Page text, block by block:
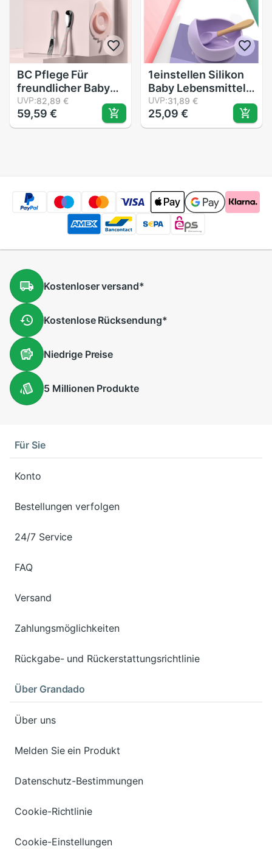
BC Pflege Für
freundlicher Baby
Edelstahl Wasser
Injektion Isolierung
Schüssel
Schüssel einstellen
mit Löffel Gabel
UVP:82,89 €
59,59 €
1einstellen Silikon
Baby Lebensmittel
Wasserdichte Löffel
Nicht-Unterhose
Silikon Schüssel
UVP:31,89 €
25,09 €
Kostenloserversand*
KostenloseRücksendung*
NiedrigePreise
5 Millionen Produkte
Für Sie
Konto
Bestellungen verfolgen
24/7 Service
FAQ
Versand
Zahlungsmöglichkeiten
Rückgabe- und Rückerstattungsrichtlinie
Über Grandado
Über uns
Melden Sie ein Produkt
Datenschutz-Bestimmungen
Cookie-Richtlinie
Cookie-Einstellungen